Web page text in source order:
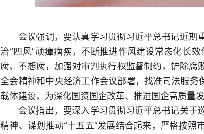
会议强调，要认真学习贯彻习近平总书记近期
治“四风”顽瘴痼疾，不断推进作风建设常态化长
腐、不想腐，加强对审判执行权监督制约，铲除
全会精神和中央经济工作会议部署，找准司法服务
载体建设，为深化国资国企改革、推进国企高质量
会议指出，要深入学习贯彻习近平总书记关于
精神、谋划推动“十五五”发展结合起来，严格按